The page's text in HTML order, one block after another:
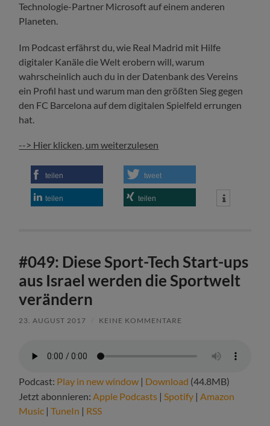
Technologie-Partner Microsoft auf einem anderen
Planeten.
Im Podcast erfährst du, wie Real Madrid mit Hilfe
digitaler Kanäle die Welt erobern will, warum
wahrscheinlich auch du in der Datenbank des Vereins
ein Profil hast und warum man den größten Sieg gegen
den FC Barcelona auf dem digitalen Spielfeld errungen
hat.
--> Hier klicken, um weiterzulesen
teilen tweet
teilen teilen
#049: Diese Sport-Tech Start-ups
aus Israel werden die Sportwelt
verändern
23. AUGUST 2017 KEINE KOMMENTARE
Podcast: Play in new window | Download (44.8MB)
Jetzt abonnieren:Apple Podcasts |Spotify |Amazon
Music |TuneIn | RSS